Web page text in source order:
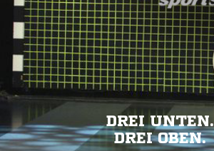
DREI UNTEN.
DREI OBEN.